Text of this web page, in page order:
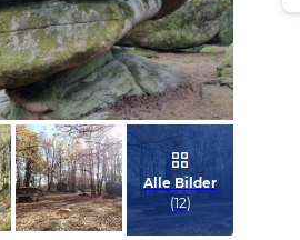
Alle Bilder
(12)